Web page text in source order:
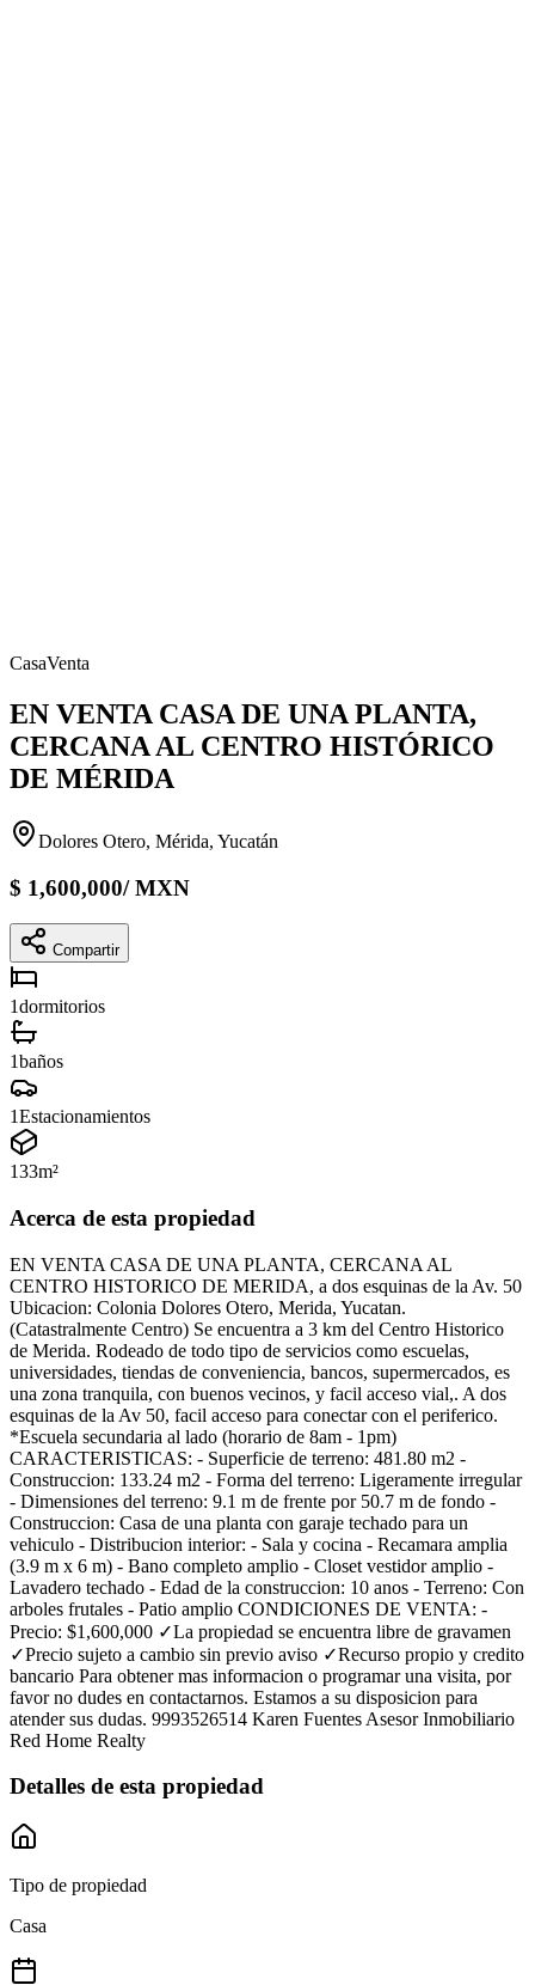
CasaVenta
EN VENTA CASA DE UNA PLANTA,
CERCANA AL CENTRO HISTÓRICO
DE MÉRIDA
Dolores Otero, Mérida, Yucatán
$ 1,600,000/MXN
Compartir
1dormitorios
1baños
1Estacionamientos
133m²
Acerca de esta propiedad
EN VENTA CASA DE UNA PLANTA, CERCANA AL
CENTRO HISTORICO DE MERIDA, a dos esquinas de la Av. 50
Ubicacion: Colonia Dolores Otero, Merida, Yucatan.
(Catastralmente Centro) Se encuentra a 3 km del Centro Historico
de Merida. Rodeado de todo tipo de servicios como escuelas,
universidades, tiendas de conveniencia, bancos, supermercados, es
una zona tranquila, con buenos vecinos, y facil acceso vial,. A dos
esquinas de la Av 50, facil acceso para conectar con el periferico.
*Escuela secundaria al lado (horario de 8am - 1pm)
CARACTERISTICAS: - Superficie de terreno: 481.80 m2 -
Construccion: 133.24 m2 - Forma del terreno: Ligeramente irregular
- Dimensiones del terreno: 9.1 m de frente por 50.7 m de fondo -
Construccion: Casa de una planta con garaje techado para un
vehiculo - Distribucion interior: - Sala y cocina - Recamara amplia
(3.9 m x 6 m) - Bano completo amplio - Closet vestidor amplio -
Lavadero techado - Edad de la construccion: 10 anos - Terreno: Con
arboles frutales - Patio amplio CONDICIONES DE VENTA: -
Precio: $1,600,000 ✓La propiedad se encuentra libre de gravamen
✓Precio sujeto a cambio sin previo aviso ✓Recurso propio y credito
bancario Para obtener mas informacion o programar una visita, por
favor no dudes en contactarnos. Estamos a su disposicion para
atender sus dudas. 9993526514 Karen Fuentes Asesor Inmobiliario
Red Home Realty
Detalles de esta propiedad
Tipo de propiedad
Casa